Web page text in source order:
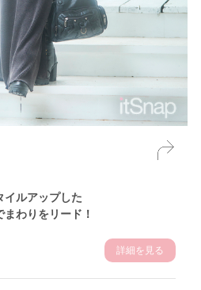
イルアップした
わりをリード！
詳細を見る